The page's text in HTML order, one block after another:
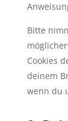
Bitte
Cookies
deinem
wenn du